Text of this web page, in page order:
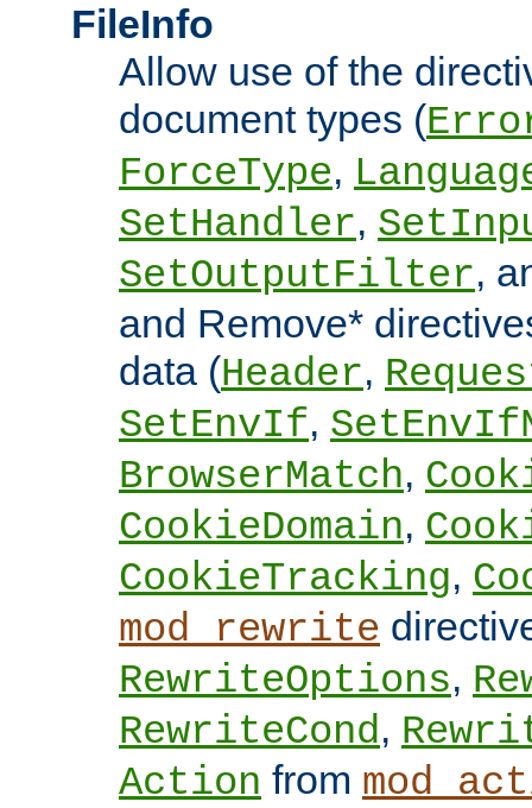
FileInfo
Allow use of the
document types (
ForceType,
SetHandler,
SetOutputFilter,
and Remove*
data (Header,
SetEnvIf,
BrowserMatch,
CookieDomain,
CookieTracking,
mod_rewrite
RewriteOptions,
RewriteCond,
Action from